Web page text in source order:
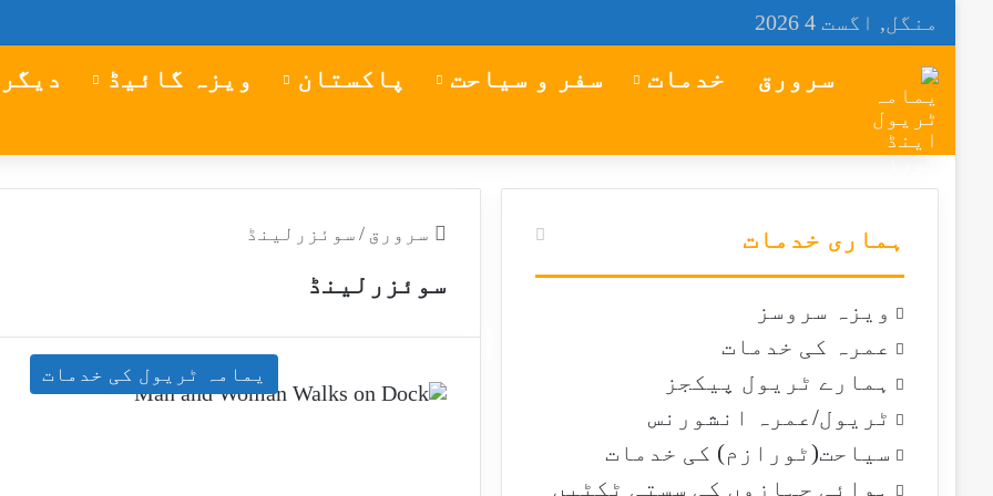
منگل, اگست 4 2026
سرورق خدمات سفر و سیاحت پاکستان ویزہ گائیڈ
سرورق / سوئزرلینڈ
سوئزرلینڈ
یمامہ ٹریول کی خدمات
ہماری خدمات
ویزہ سروسز
عمرہ کی خدمات
ہمارے ٹریول پیکجز
ٹریول/عمرہ انشورنس
سیاحت(ٹورازم) کی خدمات
ہوائی جہازوں کی سستی ٹکٹیں